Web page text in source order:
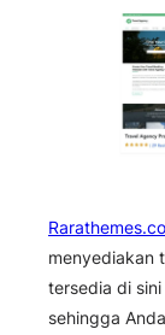
menyediakan
tersedia di
sehingga